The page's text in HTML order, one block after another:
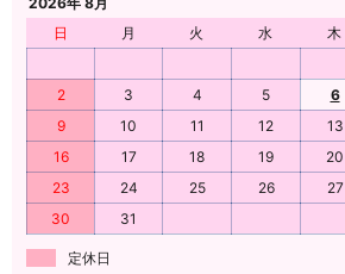
日
月 火 水 木
2
3 4 5 6
9
10 11 12 13
16
17 18 19 20
23
24 25 26 27
30
31
定休日